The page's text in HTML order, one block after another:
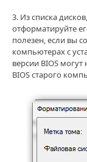
3. Из списка
отформатируйте
полезен, если вы
компьютерах с
версии BIOS могут
BIOS старого